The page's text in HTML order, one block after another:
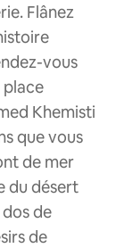
Flânez
vous
place
Khemisti
que vous
de mer
du désert
de
de